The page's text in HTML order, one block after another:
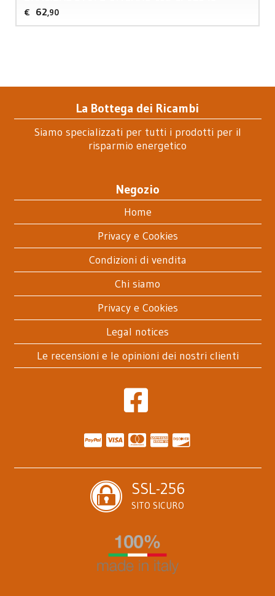
€ 62,90
La Bottega dei Ricambi
Siamo specializzati per tutti i prodotti per il
risparmio energetico
Negozio
Home
Privacy e Cookies
Condizioni di vendita
Chi siamo
Privacy e Cookies
Legal notices
Le recensioni e le opinioni dei nostri clienti
SSL-256
SITO SICURO